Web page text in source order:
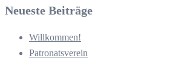
Neueste Beiträge
Willkommen!
Patronatsverein